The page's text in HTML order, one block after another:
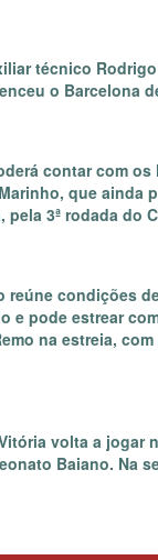
técnico
o Barcelona
contar com
que
3ª rodada do
condições
e pode estrear
na estreia,
volta a
Baiano. Na